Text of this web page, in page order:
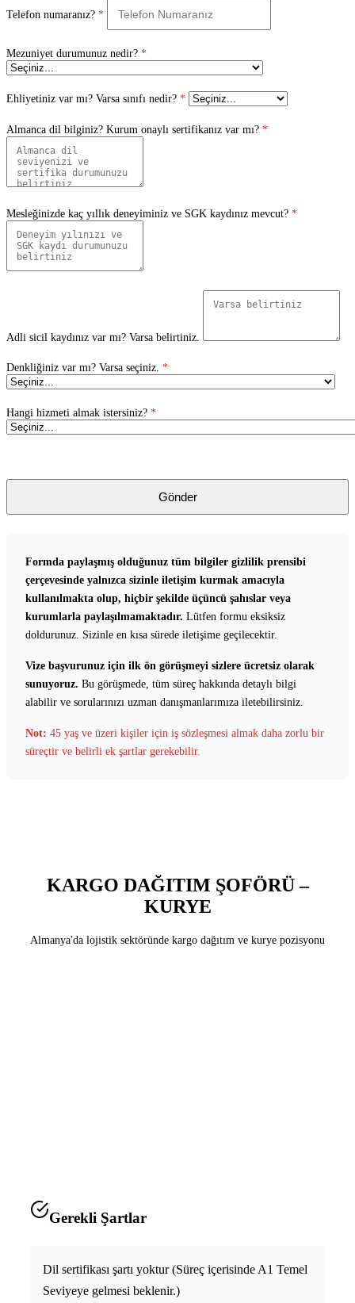
Telefon numaranız? *
Mezuniyet durumunuz nedir? *
Ehliyetiniz var mı? Varsa sınıfı nedir? *
Almanca dil bilginiz? Kurum onaylı sertifikanız var mı? *
Mesleğinizde kaç yıllık deneyiminiz ve SGK kaydınız mevcut? *
Adli sicil kaydınız var mı? Varsa belirtiniz.
Denkliğiniz var mı? Varsa seçiniz. *
Hangi hizmeti almak istersiniz? *
Gönder
Formda paylaşmış olduğunuz tüm bilgiler gizlilik prensibi
çerçevesinde yalnızca sizinle iletişim kurmak amacıyla
kullanılmakta olup, hiçbir şekilde üçüncü şahıslar veya
kurumlarla paylaşılmamaktadır. Lütfen formu eksiksiz
doldurunuz. Sizinle en kısa sürede iletişime geçilecektir.
Vize başvurunuz için ilk ön görüşmeyi sizlere ücretsiz olarak
sunuyoruz. Bu görüşmede, tüm süreç hakkında detaylı bilgi
alabilir ve sorularınızı uzman danışmanlarımıza iletebilirsiniz.
Not: 45 yaş ve üzeri kişiler için iş sözleşmesi almak daha zorlu bir
süreçtir ve belirli ek şartlar gerekebilir.
KARGO DAĞITIM ŞOFÖRÜ –
KURYE
Almanya'da lojistik sektöründe kargo dağıtım ve kurye pozisyonu
Gerekli Şartlar
Dil sertifikası şartı yoktur (Süreç içerisinde A1 Temel
Seviyeye gelmesi beklenir.)